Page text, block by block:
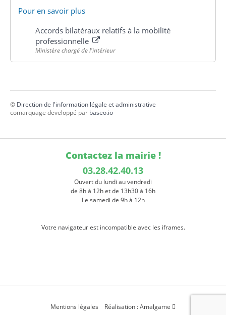
Pour en savoir plus
Accords bilatéraux relatifs à la mobilité
professionnelle
Ministère chargé de l'intérieur
© Direction de l'information légale et administrative
comarquage developpé par baseo.io
Contactez la mairie !
03.28.42.40.13
Ouvert du lundi au vendredi
de 8h à 12h et de 13h30 à 16h
Le samedi de 9h à 12h
Votre navigateur est incompatible avec les iframes.
Mentions légales Réalisation : Amalgame